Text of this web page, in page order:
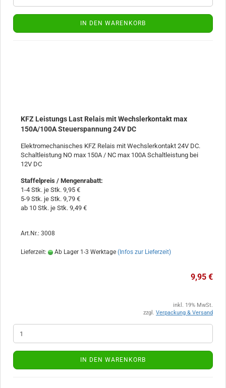
IN DEN WARENKORB
KFZ Leistungs Last Relais mit Wechslerkontakt max
150A/100A Steuerspannung 24V DC
Elektromechanisches KFZ Relais mit Wechslerkontakt 24V DC.
Schaltleistung NO max 150A / NC max 100A Schaltleistung bei
12V DC
Staffelpreis / Mengenrabatt:
1-4 Stk. je Stk. 9,95 €
5-9 Stk. je Stk. 9,79 €
ab 10 Stk. je Stk. 9,49 €
Art.Nr.: 3008
Lieferzeit: Ab Lager 1-3 Werktage (Infos zur Lieferzeit)
9,95 €
inkl. 19% MwSt.
zzgl. Verpackung & Versand
IN DEN WARENKORB